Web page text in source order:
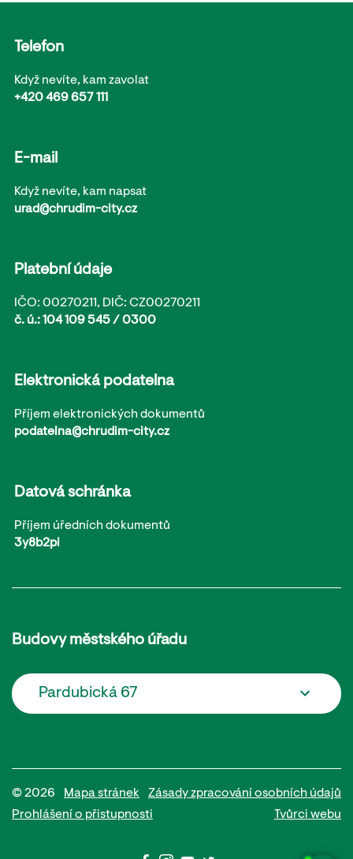
Telefon
Když nevíte, kam zavolat
+420 469 657 111
E-mail
Když nevíte, kam napsat
urad@chrudim-city.cz
Platební údaje
IČO: 00270211, DIČ: CZ00270211
č. ú.: 104 109 545 / 0300
Elektronická podatelna
Příjem elektronických dokumentů
podatelna@chrudim-city.cz
Datová schránka
Příjem úředních dokumentů
3y8b2pi
Budovy městského úřadu
Pardubická 67
© 2026 Mapa stránek
Zásady zpracování osobních údajů
Prohlášení o přistupnosti
Tvůrci webu
Potřebujete poradit?